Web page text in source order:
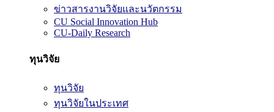
ข่าวสารงานวิจัยและนวัตกรรม
CU Social Innovation Hub
CU-Daily Research
ทุนวิจัย
ทุนวิจัย
ทุนวิจัยในประเทศ